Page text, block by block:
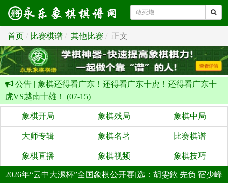
首页 比赛棋谱 其他比赛 正文
公告 | 象棋还得看广东！还得看广东十虎！还得看广东十
虎VS越南十雄！ (07-15)
象棋开局 象棋残局 象棋中局
大师专辑 象棋名著 比赛棋谱
象棋直播 象棋视频 象棋技巧
2026年“云中大漈杯”全国象棋公开赛[选：胡雯銥 先负 宿少峰